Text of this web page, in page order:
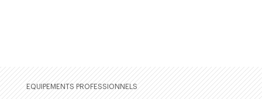
EQUIPEMENTS PROFESSIONNELS